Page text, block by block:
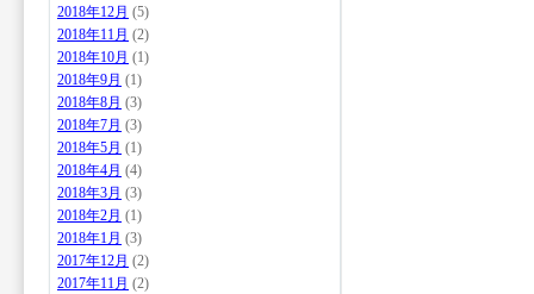
2018年12月 (5)
2018年11月 (2)
2018年10月 (1)
2018年9月 (1)
2018年8月 (3)
2018年7月 (3)
2018年5月 (1)
2018年4月 (4)
2018年3月 (3)
2018年2月 (1)
2018年1月 (3)
2017年12月 (2)
2017年11月 (2)